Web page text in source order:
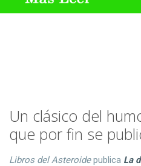
Un clásico del
que por fin se
Libros del Asteroidepublica La